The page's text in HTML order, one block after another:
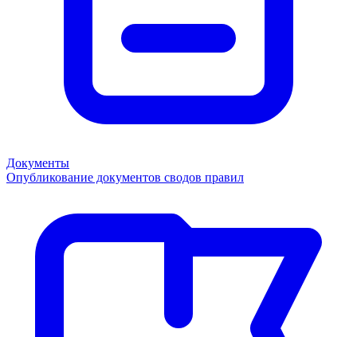
Документы
Опубликование документов сводов правил